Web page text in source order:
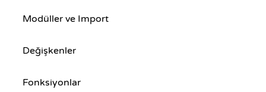
Modüller ve Import
Değişkenler
Fonksiyonlar